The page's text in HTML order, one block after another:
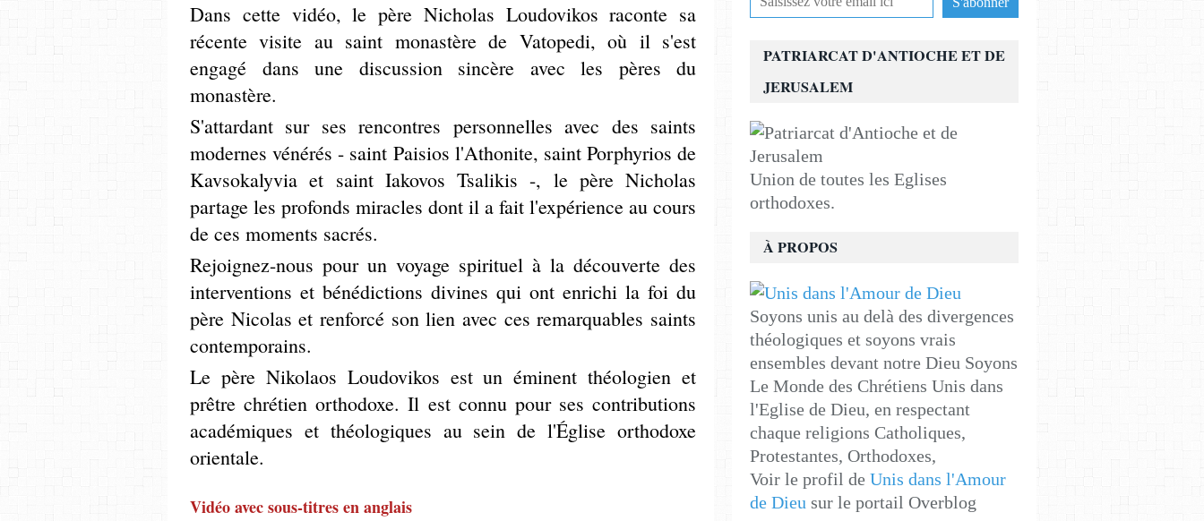
Dans cette vidéo, le père Nicholas Loudovikos raconte sa
récente visite au saint monastère de Vatopedi, où il s'est
engagé dans une discussion sincère avec les pères du
monastère.
S'attardant sur ses rencontres personnelles avec des saints
modernes vénérés - saint Paisios l'Athonite, saint Porphyrios de
Kavsokalyvia et saint Iakovos Tsalikis -, le père Nicholas
partage les profonds miracles dont il a fait l'expérience au cours
de ces moments sacrés.
Rejoignez-nous pour un voyage spirituel à la découverte des
interventions et bénédictions divines qui ont enrichi la foi du
père Nicolas et renforcé son lien avec ces remarquables saints
contemporains.
Le père Nikolaos Loudovikos est un éminent théologien et
prêtre chrétien orthodoxe. Il est connu pour ses contributions
académiques et théologiques au sein de l'Église orthodoxe
orientale.
Vidéo avec sous-titres en anglais
PATRIARCAT D'ANTIOCHE ET DE
JERUSALEM
Union de toutes les Eglises
orthodoxes.
À PROPOS
Soyons unis au delà des divergences
théologiques et soyons vrais
ensembles devant notre Dieu Soyons
Le Monde des Chrétiens Unis dans
l'Eglise de Dieu, en respectant
chaque religions Catholiques,
Protestantes, Orthodoxes,
Voir le profil de Unis dans l'Amour
de Dieu sur le portail Overblog